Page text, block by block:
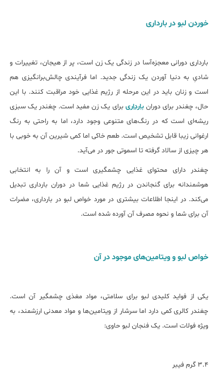
خوردن لبو در بارداری
بارداری دورانی معجزه‌آسا در زندگی یک زن است، پر از هیجان، تغییرات و
شادیِ به دنیا آوردن یک زندگی جدید. اما فرآیندی چالش‌برانگیزی هم
است و زنان باید در این مرحله از رژیم غذایی خود مراقبت کنند. با این
حال، چغندر برای دورانبارداری برای یک زن مفید است. چغندر یک سبزی
ریشه‌ای است که در رنگ‌های متنوعی وجود دارد، اما به راحتی به رنگ
ارغوانی زیبا قابل تشخیص است. طعم خاکی اما کمی شیرین آن به خوبی با
هر چیزی از سالاد گرفته تا اسموتی جور در می‌آید.
چغندر دارای محتوای غذایی چشمگیری است و آن را به انتخابی
هوشمندانه برای گنجاندن در رژیم غذایی شما در دوران بارداری تبدیل
می‌کند. در اینجا اطلاعات بیش‎تری در مورد خواص لبو در بارداری، مضرات
آن برای شما و نحوه مصرف آن آورده شده است.
خواص لبو و ویتامین‌های موجود در آن
یکی از فواید کلیدی لبو برای سلامتی، مواد مغذی چشمگیر آن است.
چغندر کالری کمی دارد اما سرشار از ویتامین‌ها و مواد معدنی ارزشمند، به
ویژه فولات است. یک فنجان لبو حاوی:
۳.۴ گرم فیبر